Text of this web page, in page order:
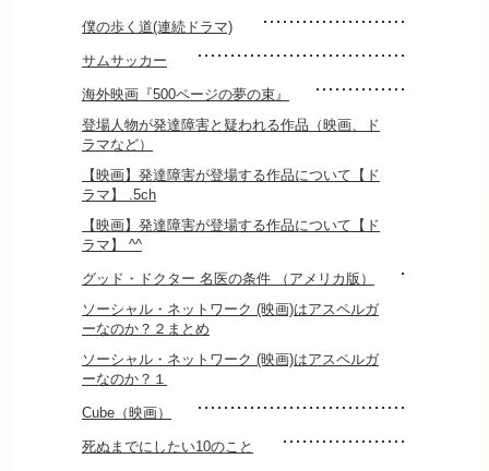
僕の歩く道(連続ドラマ)
サムサッカー
海外映画『500ページの夢の束』
登場人物が発達障害と疑われる作品（映画、ド
ラマなど）
【映画】発達障害が登場する作品について【ド
ラマ】 .5ch
【映画】発達障害が登場する作品について【ド
ラマ】 ^^
グッド・ドクター 名医の条件 （アメリカ版）
ソーシャル・ネットワーク (映画)はアスペルガ
ーなのか？２まとめ
ソーシャル・ネットワーク (映画)はアスペルガ
ーなのか？１
Cube（映画）
死ぬまでにしたい10のこと